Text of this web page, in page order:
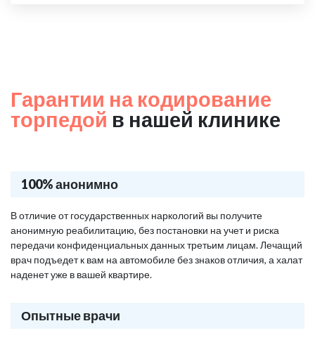
Гарантии на кодирование
торпедой в нашей клинике
100% анонимно
В отличие от государственных наркологий вы получите
анонимную реабилитацию, без постановки на учет и риска
передачи конфиденциальных данных третьим лицам. Лечащий
врач подъедет к вам на автомобиле без знаков отличия, а халат
наденет уже в вашей квартире.
Опытные врачи